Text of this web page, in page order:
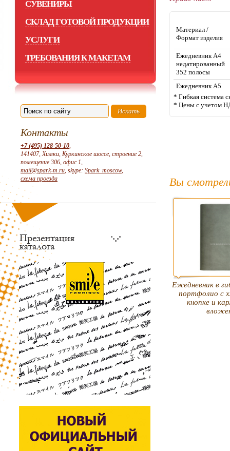
СУВЕНИРЫ
СКЛАД ГОТОВОЙ ПРОДУКЦИИ
УСЛУГИ
ТРЕБОВАНИЯ К МАКЕТАМ
Контакты
+7 (495) 128-50-10,
141407, Химки, Куркинское шоссе, строение 2,
помещение 306, офис 1,
mail@spark-m.ru, skype: Spark_moscow,
схема проезда
Материал /
Формат изделия
Ежедневник А4
недатированный
352 полосы
Ежедневник А5
* Гибкая система
* Цены с учетом
Вы
Ежедневник в
портфолио с
кнопке и